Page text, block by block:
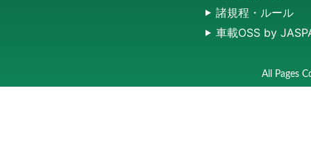
諸規程・ルール
車載OSS by
All Pages